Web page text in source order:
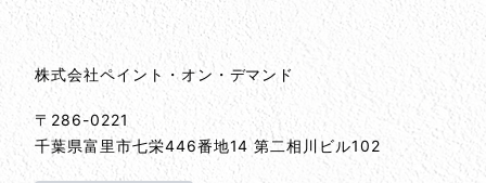
株式会社ペイント・オン・デマンド
〒286-0221
千葉県富里市七栄446番地14 第二相川ビル102